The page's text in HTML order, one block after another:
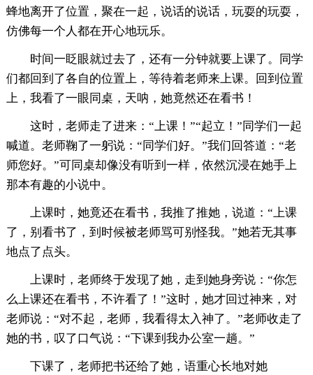
蜂地离开了位置，聚在一起，说话的说话，玩耍的玩耍，
仿佛每一个人都在开心地玩乐。
时间一眨眼就过去了，还有一分钟就要上课了。同学
们都回到了各自的位置上，等待着老师来上课。回到位置
上，我看了一眼同桌，天呐，她竟然还在看书！
这时，老师走了进来：“上课！”“起立！”同学们一起
喊道。老师鞠了一躬说：“同学们好。”我们回答道：“老
师您好。”可同桌却像没有听到一样，依然沉浸在她手上
那本有趣的小说中。
上课时，她竟还在看书，我推了推她，说道：“上课
了，别看书了，到时候被老师骂可别怪我。”她若无其事
地点了点头。
上课时，老师终于发现了她，走到她身旁说：“你怎
么上课还在看书，不许看了！”这时，她才回过神来，对
老师说：“对不起，老师，我看得太入神了。”老师收走了
她的书，叹了口气说：“下课到我办公室一趟。”
下课了，老师把书还给了她，语重心长地对她